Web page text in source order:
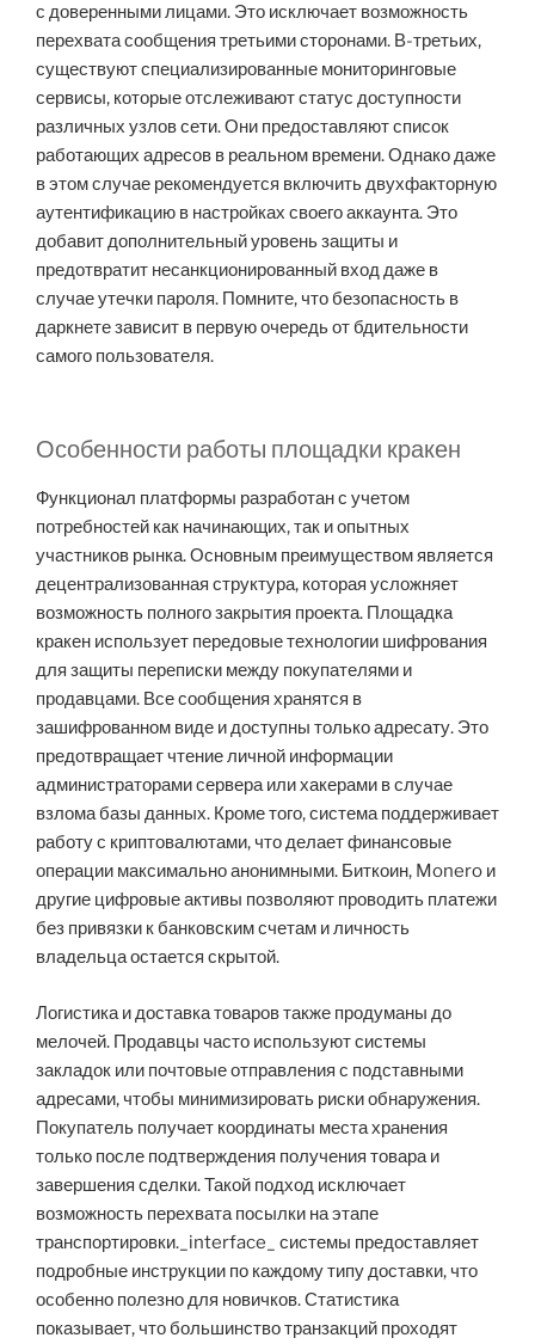
с доверенными лицами. Это исключает возможность
перехвата сообщения третьими сторонами. В-третьих,
существуют специализированные мониторинговые
сервисы, которые отслеживают статус доступности
различных узлов сети. Они предоставляют список
работающих адресов в реальном времени. Однако даже
в этом случае рекомендуется включить двухфакторную
аутентификацию в настройках своего аккаунта. Это
добавит дополнительный уровень защиты и
предотвратит несанкционированный вход даже в
случае утечки пароля. Помните, что безопасность в
даркнете зависит в первую очередь от бдительности
самого пользователя.
Особенности работы площадки кракен
Функционал платформы разработан с учетом
потребностей как начинающих, так и опытных
участников рынка. Основным преимуществом является
децентрализованная структура, которая усложняет
возможность полного закрытия проекта. Площадка
кракен использует передовые технологии шифрования
для защиты переписки между покупателями и
продавцами. Все сообщения хранятся в
зашифрованном виде и доступны только адресату. Это
предотвращает чтение личной информации
администраторами сервера или хакерами в случае
взлома базы данных. Кроме того, система поддерживает
работу с криптовалютами, что делает финансовые
операции максимально анонимными. Биткоин, Monero и
другие цифровые активы позволяют проводить платежи
без привязки к банковским счетам и личность
владельца остается скрытой.
Логистика и доставка товаров также продуманы до
мелочей. Продавцы часто используют системы
закладок или почтовые отправления с подставными
адресами, чтобы минимизировать риски обнаружения.
Покупатель получает координаты места хранения
только после подтверждения получения товара и
завершения сделки. Такой подход исключает
возможность перехвата посылки на этапе
транспортировки._interface_ системы предоставляет
подробные инструкции по каждому типу доставки, что
особенно полезно для новичков. Статистика
показывает, что большинство транзакций проходят